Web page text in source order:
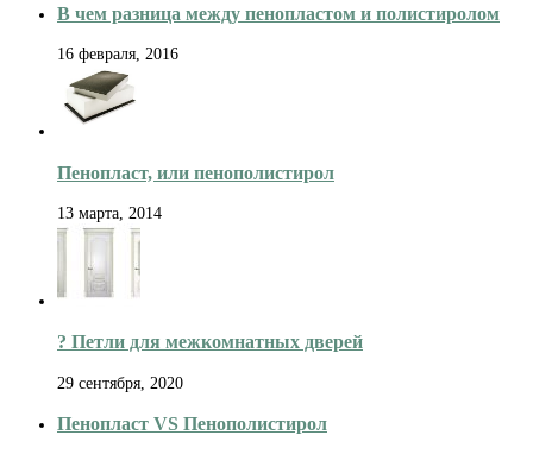
В чем разница между пенопластом и полистиролом
16 февраля, 2016
Пенопласт, или пенополистирол
13 марта, 2014
? Петли для межкомнатных дверей
29 сентября, 2020
Пенопласт VS Пенополистирол